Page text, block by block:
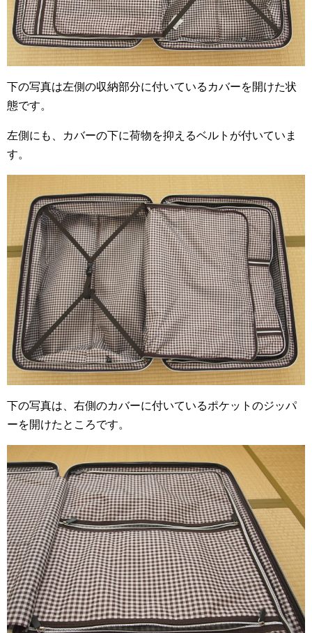
下の写真は左側の収納部分に付いているカバーを開けた状
態です。
左側にも、カバーの下に荷物を抑えるベルトが付いていま
す。
下の写真は、右側のカバーに付いているポケットのジッパ
ーを開けたところです。